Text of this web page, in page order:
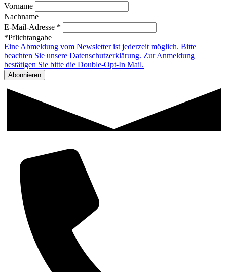
Vorname
Nachname
E-Mail-Adresse *
*Pflichtangabe
Eine Abmeldung vom Newsletter ist jederzeit möglich. Bitte
beachten Sie unsere Datenschutzerklärung. Zur Anmeldung
bestätigen Sie bitte die Double-Opt-In Mail.